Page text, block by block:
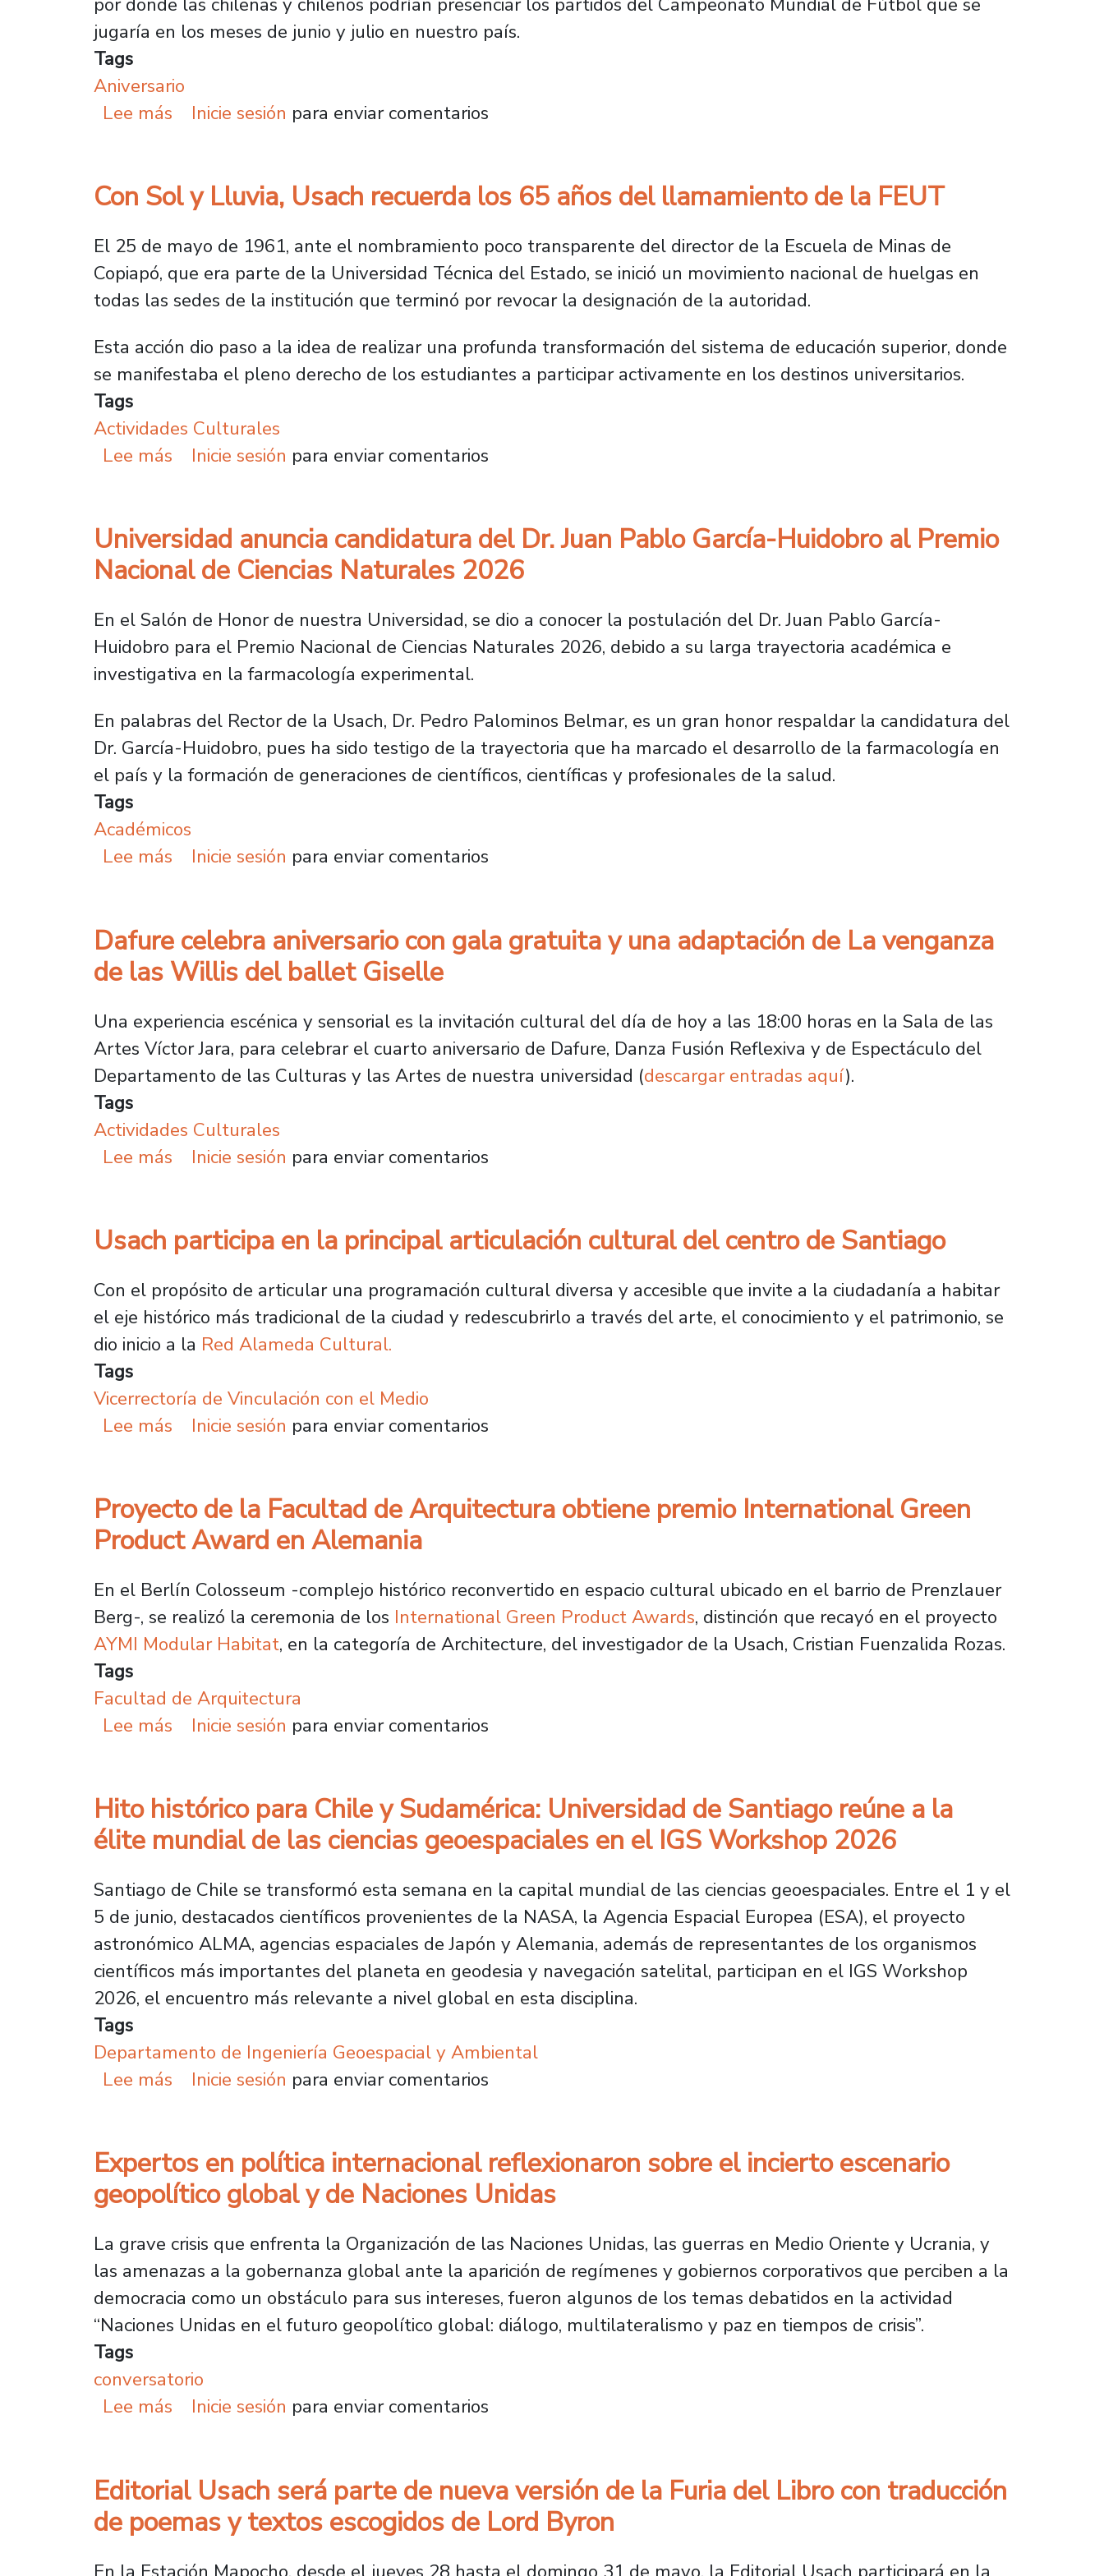
jugaría en los meses de junio y julio en nuestro país.
Tags
Aniversario
Lee más sobre Juan Ivanovic Pages: más de seis décadas aportando al desarrollo institucional de la Universidad de
Inicie sesión para enviar comentarios
Con Sol y Lluvia, Usach recuerda los 65 años del llamamiento de la FEUT
El 25 de mayo de 1961, ante el nombramiento poco transparente del director de la Escuela de Minas de
Copiapó, que era parte de la Universidad Técnica del Estado, se inició un movimiento nacional de huelgas en
todas las sedes de la institución que terminó por revocar la designación de la autoridad.
Esta acción dio paso a la idea de realizar una profunda transformación del sistema de educación superior, donde
se manifestaba el pleno derecho de los estudiantes a participar activamente en los destinos universitarios.
Tags
Actividades Culturales
Lee más sobre Con Sol y Lluvia, Usach recuerda los 65 años del llamamiento de la FEUT
Inicie sesión para enviar comentarios
Universidad anuncia candidatura del Dr. Juan Pablo García-Huidobro al Premio
Nacional de Ciencias Naturales 2026
En el Salón de Honor de nuestra Universidad, se dio a conocer la postulación del Dr. Juan Pablo García-
Huidobro para el Premio Nacional de Ciencias Naturales 2026, debido a su larga trayectoria académica e
investigativa en la farmacología experimental.
En palabras del Rector de la Usach, Dr. Pedro Palominos Belmar, es un gran honor respaldar la candidatura del
Dr. García-Huidobro, pues ha sido testigo de la trayectoria que ha marcado el desarrollo de la farmacología en
el país y la formación de generaciones de científicos, científicas y profesionales de la salud.
Tags
Académicos
Lee más sobre Universidad anuncia candidatura del Dr. Juan Pablo García-Huidobro al Premio Nacional de Ciencias
Inicie sesión para enviar comentarios
Dafure celebra aniversario con gala gratuita y una adaptación de La venganza
de las Willis del ballet Giselle
Una experiencia escénica y sensorial es la invitación cultural del día de hoy a las 18:00 horas en la Sala de las
Artes Víctor Jara, para celebrar el cuarto aniversario de Dafure, Danza Fusión Reflexiva y de Espectáculo del
Departamento de las Culturas y las Artes de nuestra universidad (descargar entradas aquí).
Tags
Actividades Culturales
Lee más sobre Dafure celebra aniversario con gala gratuita y una adaptación de La venganza de las Willis del ballet
Inicie sesión para enviar comentarios
Usach participa en la principal articulación cultural del centro de Santiago
Con el propósito de articular una programación cultural diversa y accesible que invite a la ciudadanía a habitar
el eje histórico más tradicional de la ciudad y redescubrirlo a través del arte, el conocimiento y el patrimonio, se
dio inicio a la Red Alameda Cultural.
Tags
Vicerrectoría de Vinculación con el Medio
Lee más sobre Usach participa en la principal articulación cultural del centro de Santiago
Inicie sesión para enviar comentarios
Proyecto de la Facultad de Arquitectura obtiene premio International Green
Product Award en Alemania
En el Berlín Colosseum -complejo histórico reconvertido en espacio cultural ubicado en el barrio de Prenzlauer
Berg-, se realizó la ceremonia de los International Green Product Awards, distinción que recayó en el proyecto
AYMI Modular Habitat, en la categoría de Architecture, del investigador de la Usach, Cristian Fuenzalida Rozas.
Tags
Facultad de Arquitectura
Lee más sobre Proyecto de la Facultad de Arquitectura obtiene premio International Green Product Award en Alemania
Inicie sesión para enviar comentarios
Hito histórico para Chile y Sudamérica: Universidad de Santiago reúne a la
élite mundial de las ciencias geoespaciales en el IGS Workshop 2026
Santiago de Chile se transformó esta semana en la capital mundial de las ciencias geoespaciales. Entre el 1 y el
5 de junio, destacados científicos provenientes de la NASA, la Agencia Espacial Europea (ESA), el proyecto
astronómico ALMA, agencias espaciales de Japón y Alemania, además de representantes de los organismos
científicos más importantes del planeta en geodesia y navegación satelital, participan en el IGS Workshop
2026, el encuentro más relevante a nivel global en esta disciplina.
Tags
Departamento de Ingeniería Geoespacial y Ambiental
Lee más sobre Hito histórico para Chile y Sudamérica: Universidad de Santiago reúne a la élite mundial de las ciencias
Inicie sesión para enviar comentarios
Expertos en política internacional reflexionaron sobre el incierto escenario
geopolítico global y de Naciones Unidas
La grave crisis que enfrenta la Organización de las Naciones Unidas, las guerras en Medio Oriente y Ucrania, y
las amenazas a la gobernanza global ante la aparición de regímenes y gobiernos corporativos que perciben a la
democracia como un obstáculo para sus intereses, fueron algunos de los temas debatidos en la actividad
“Naciones Unidas en el futuro geopolítico global: diálogo, multilateralismo y paz en tiempos de crisis”.
Tags
conversatorio
Lee más sobre Expertos en política internacional reflexionaron sobre el incierto escenario geopolítico global y de
Inicie sesión para enviar comentarios
Editorial Usach será parte de nueva versión de la Furia del Libro con traducción
de poemas y textos escogidos de Lord Byron